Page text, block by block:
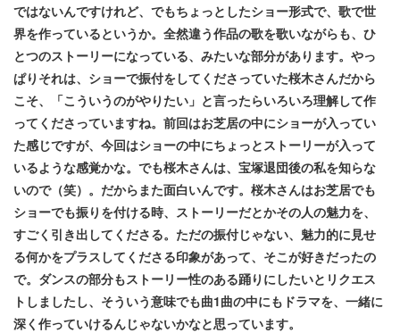
ではないんですけれど、でもちょっとしたショー形式で、歌で世
界を作っているというか。全然違う作品の歌を歌いながらも、ひ
とつのストーリーになっている、みたいな部分があります。やっ
ぱりそれは、ショーで振付をしてくださっていた桜木さんだから
こそ、「こういうのがやりたい」と言ったらいろいろ理解して作
ってくださっていますね。前回はお芝居の中にショーが入ってい
た感じですが、今回はショーの中にちょっとストーリーが入って
いるような感覚かな。でも桜木さんは、宝塚退団後の私を知らな
いので（笑）。だからまた面白いんです。桜木さんはお芝居でも
ショーでも振りを付ける時、ストーリーだとかその人の魅力を、
すごく引き出してくださる。ただの振付じゃない、魅力的に見せ
る何かをプラスしてくださる印象があって、そこが好きだったの
で。ダンスの部分もストーリー性のある踊りにしたいとリクエス
トしましたし、そういう意味でも曲1曲の中にもドラマを、一緒に
深く作っていけるんじゃないかなと思っています。